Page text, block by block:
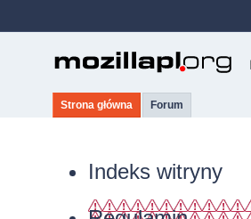
Strona główna Forum
Indeks witryny